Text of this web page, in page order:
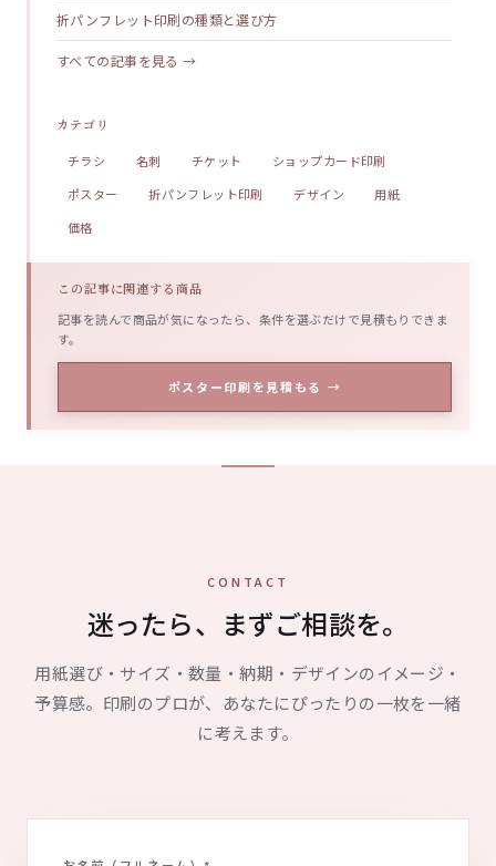
折パンフレット印刷の種類と選び方
すべての記事を見る →
カテゴリ
チラシ 名刺 チケット
ショップカード印刷
ポスター
折パンフレット印刷 デザイン
用紙
価格
この記事に関連する商品
記事を読んで商品が気になったら、条件を選ぶだけで見積もりできま
す。
ポスター印刷を見積もる →
CONTACT
迷ったら、まずご相談を。
用紙選び・サイズ・数量・納期・デザインのイメージ・
予算感。印刷のプロが、あなたにぴったりの一枚を一緒
に考えます。